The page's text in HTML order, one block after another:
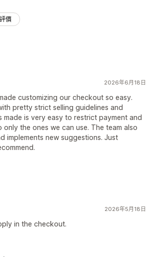
價
2026年6月18日
customizing our checkout so easy.
pretty strict selling guidelines and
made is very easy to restrict payment and
the ones we can use. The team also
implements new suggestions. Just
2026年5月18日
in the checkout.